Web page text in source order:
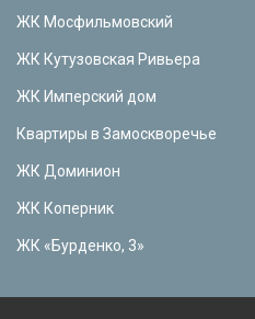
ЖК Мосфильмовский
ЖК Кутузовская Ривьера
ЖК Имперский дом
Квартиры в Замоскворечье
ЖК Доминион
ЖК Коперник
ЖК «Бурденко, 3»